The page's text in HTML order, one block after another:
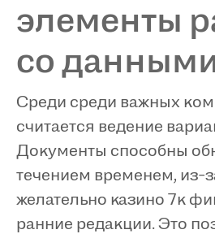
элементы
со
Среди среди важных
считается ведение
Документы способны
течением временем, из-
желательно казино 7к
ранние редакции. Это